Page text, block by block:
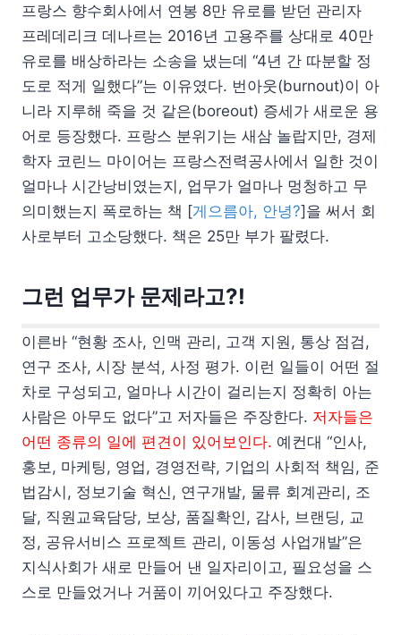
프랑스 향수회사에서 연봉 8만 유로를 받던 관리자
프레데리크 데나르는 2016년 고용주를 상대로 40만
유로를 배상하라는 소송을 냈는데 “4년 간 따분할 정
도로 적게 일했다”는 이유였다. 번아웃(burnout)이 아
니라 지루해 죽을 것 같은(boreout) 증세가 새로운 용
어로 등장했다. 프랑스 분위기는 새삼 놀랍지만, 경제
학자 코린느 마이어는 프랑스전력공사에서 일한 것이
얼마나 시간낭비였는지, 업무가 얼마나 멍청하고 무
의미했는지 폭로하는 책 [게으름아, 안녕?]을 써서 회
사로부터 고소당했다. 책은 25만 부가 팔렸다.
그런 업무가 문제라고?!
이른바 “현황 조사, 인맥 관리, 고객 지원, 통상 점검,
연구 조사, 시장 분석, 사정 평가. 이런 일들이 어떤 절
차로 구성되고, 얼마나 시간이 걸리는지 정확히 아는
사람은 아무도 없다”고 저자들은 주장한다. 저자들은
어떤 종류의 일에 편견이 있어보인다. 예컨대 “인사,
홍보, 마케팅, 영업, 경영전략, 기업의 사회적 책임, 준
법감시, 정보기술 혁신, 연구개발, 물류 회계관리, 조
달, 직원교육담당, 보상, 품질확인, 감사, 브랜딩, 교
정, 공유서비스 프로젝트 관리, 이동성 사업개발”은
지식사회가 새로 만들어 낸 일자리이고, 필요성을 스
스로 만들었거나 거품이 끼어있다고 주장했다.